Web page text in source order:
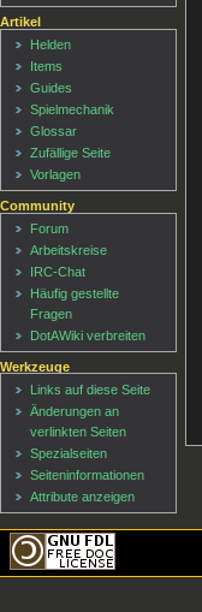
Artikel
Helden
Items
Guides
Spielmechanik
Glossar
Zufällige Seite
Vorlagen
Community
Forum
Arbeitskreise
IRC-Chat
Häufig gestellte
Fragen
DotAWiki verbreiten
Werkzeuge
Links auf diese Seite
Änderungen an
verlinkten Seiten
Spezialseiten
Seiten­informationen
Attribute anzeigen